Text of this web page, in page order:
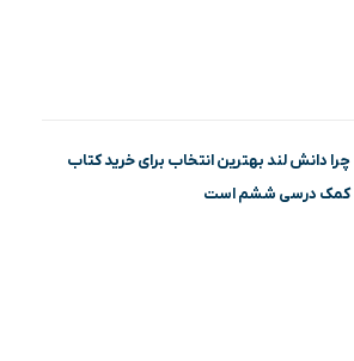
چرا دانش لند بهترین انتخاب برای خرید کتاب
کمک درسی ششم است